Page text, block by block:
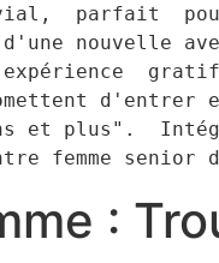
parfait
nouvelle
expérience
d'entrer
et plus".
femme
: